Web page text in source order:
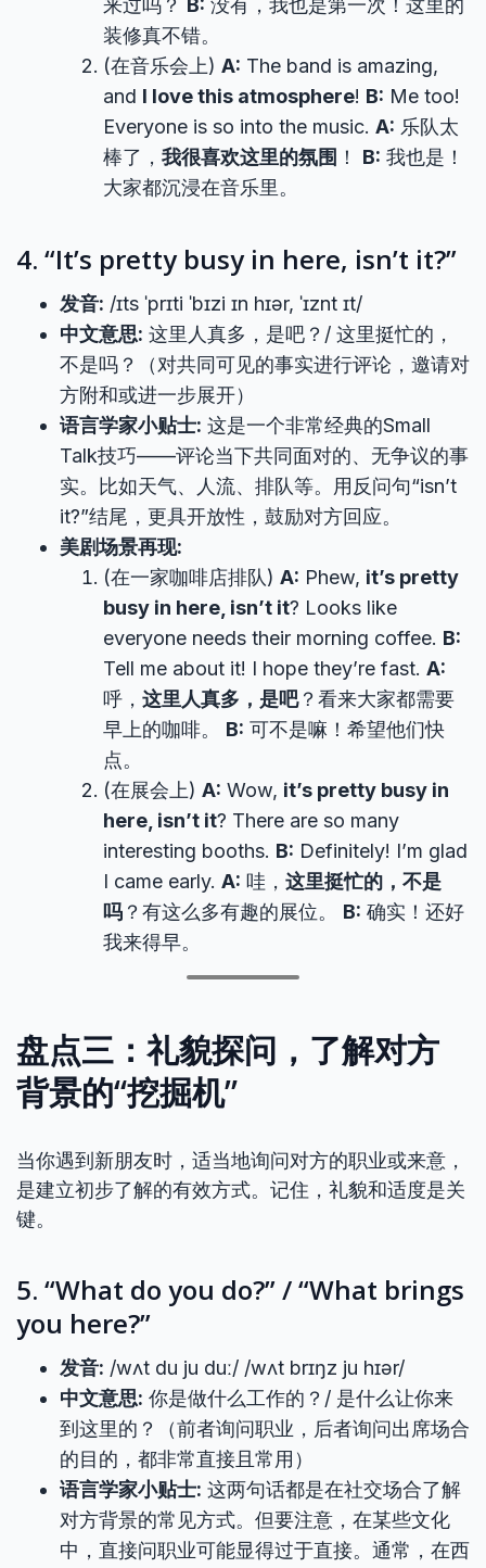
来过吗？ B: 没有，我也是第一次！这里的
装修真不错。
(在音乐会上) A: The band is amazing,
and I love this atmosphere! B: Me too!
Everyone is so into the music. A: 乐队太
棒了， 我很喜欢这里的氛围 ！ B: 我也是！
大家都沉浸在音乐里。
4. “It’s pretty busy in here, isn’t it?”
发音: /ɪts ˈprɪti ˈbɪzi ɪn hɪər, ˈɪznt ɪt/
中文意思: 这里人真多，是吧？/ 这里挺忙的，
不是吗？（对共同可见的事实进行评论，邀请对
方附和或进一步展开）
语言学家小贴士: 这是一个非常经典的Small
Talk技巧——评论当下共同面对的、无争议的事
实。比如天气、人流、排队等。用反问句“isn’t
it?”结尾，更具开放性，鼓励对方回应。
美剧场景再现:
(在一家咖啡店排队) A: Phew, it’s pretty
busy in here, isn’t it? Looks like
everyone needs their morning coffee. B:
Tell me about it! I hope they’re fast. A:
呼， 这里人真多，是吧？看来大家都需要
早上的咖啡。 B: 可不是嘛！希望他们快
点。
(在展会上) A: Wow, it’s pretty busy in
here, isn’t it? There are so many
interesting booths. B: Definitely! I’m glad
I came early. A: 哇， 这里挺忙的，不是
吗 ？有这么多有趣的展位。 B: 确实！还好
我来得早。
盘点三：礼貌探问，了解对方
背景的“挖掘机”
当你遇到新朋友时，适当地询问对方的职业或来意，
是建立初步了解的有效方式。记住，礼貌和适度是关
键。
5. “What do you do?” / “What brings
you here?”
发音: /wʌt du ju duː/ /wʌt brɪŋz ju hɪər/
中文意思: 你是做什么工作的？/ 是什么让你来
到这里的？（前者询问职业，后者询问出席场合
的目的，都非常直接且常用）
语言学家小贴士: 这两句话都是在社交场合了解
对方背景的常见方式。但要注意，在某些文化
中，直接问职业可能显得过于直接。通常，在西